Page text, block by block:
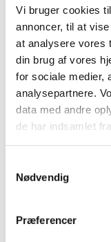
Vi bruger cookies
annoncer, til at
at analysere vores
din brug af vores
for sociale medier,
analysepartnere.
data med andre
de har indsamlet
Nødvendig
Præferencer
25,00 DKK
VIS PRODUKT